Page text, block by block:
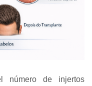
número de injertos